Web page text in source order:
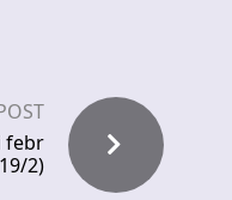
febr
2)